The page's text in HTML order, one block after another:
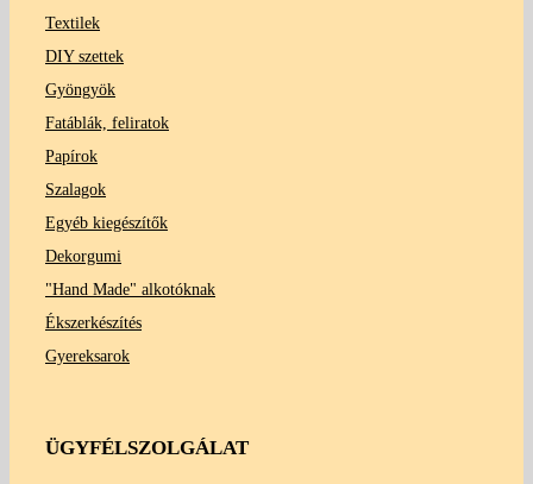
Textilek
DIY szettek
Gyöngyök
Fatáblák, feliratok
Papírok
Szalagok
Egyéb kiegészítők
Dekorgumi
"Hand Made" alkotóknak
Ékszerkészítés
Gyereksarok
ÜGYFÉLSZOLGÁLAT